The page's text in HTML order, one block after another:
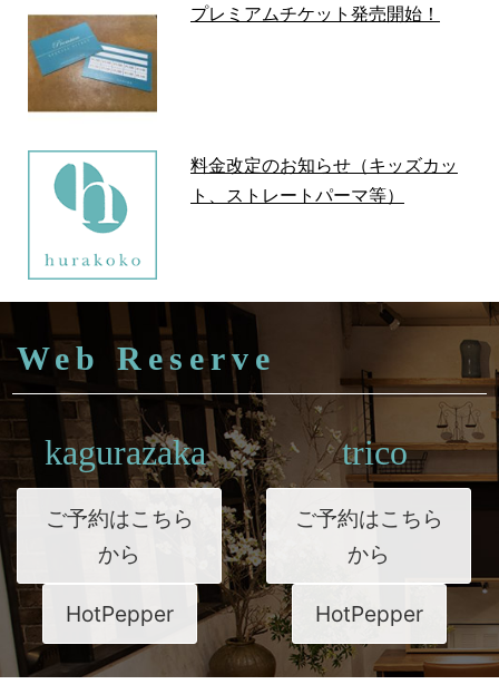
プレミアムチケット発売開始！
料金改定のお知らせ（キッズカッ
ト、ストレートパーマ等）
Web Reserve
kagurazaka
ご予約はこちら
から
HotPepper
trico
ご予約はこちら
から
HotPepper